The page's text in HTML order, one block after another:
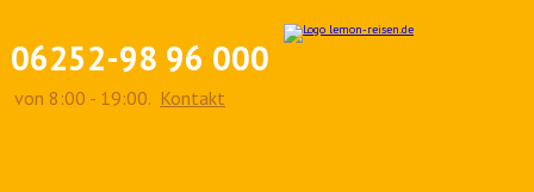
06252-98 96 000
von 8:00 - 19:00. Kontakt